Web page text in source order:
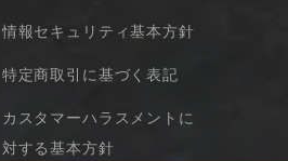
情報セキュリティ基本方針
特定商取引に基づく表記
カスタマーハラスメントに
対する基本方針